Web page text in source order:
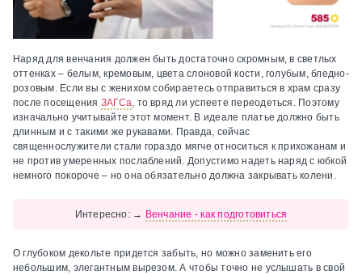
Наряд для венчания должен быть достаточно скромным, в светлых
оттенках – белым, кремовым, цвета слоновой кости, голубым, бледно-
розовым. Если вы с женихом собираетесь отправиться в храм сразу
после посещения ЗАГСа , то вряд ли успеете переодеться. Поэтому
изначально учитывайте этот момент. В идеале платье должно быть
длинным и с такими же рукавами. Правда, сейчас
священнослужители стали гораздо мягче относиться к прихожанам и
не против умеренных послаблений. Допустимо надеть наряд с юбкой
немного покороче – но она обязательно должна закрывать колени.
Интересно:→ Венчание - как подготовиться
О глубоком декольте придется забыть, но можно заменить его
небольшим, элегантным вырезом. А чтобы точно не услышать в свой